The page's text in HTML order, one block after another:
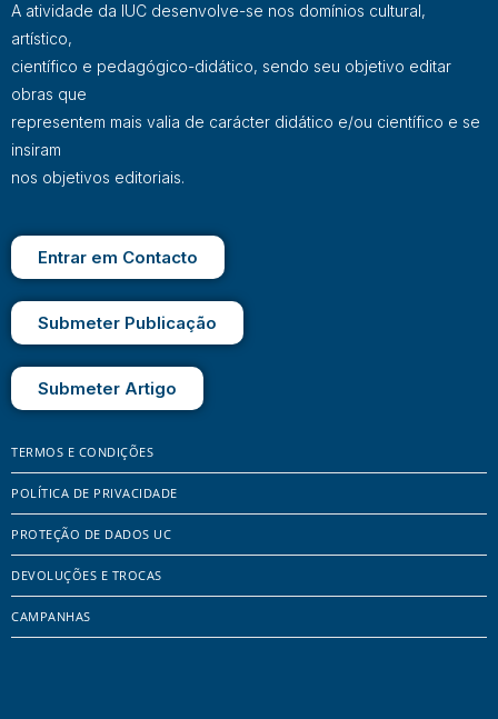
A atividade da IUC desenvolve-se nos domínios cultural,
artístico,
científico e pedagógico-didático, sendo seu objetivo editar
obras que
representem mais valia de carácter didático e/ou científico e se
insiram
nos objetivos editoriais.
Entrar em Contacto
Submeter Publicação
Submeter Artigo
TERMOS E CONDIÇÕES
POLÍTICA DE PRIVACIDADE
PROTEÇÃO DE DADOS UC
DEVOLUÇÕES E TROCAS
CAMPANHAS